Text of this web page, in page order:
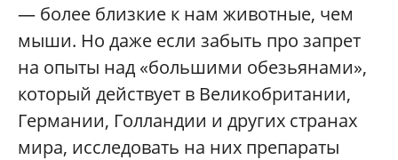
— более близкие к нам животные, чем
мыши. Но даже если забыть про запрет
на опыты над «большими обезьянами»,
который действует в Великобритании,
Германии, Голландии и других странах
мира, исследовать на них препараты